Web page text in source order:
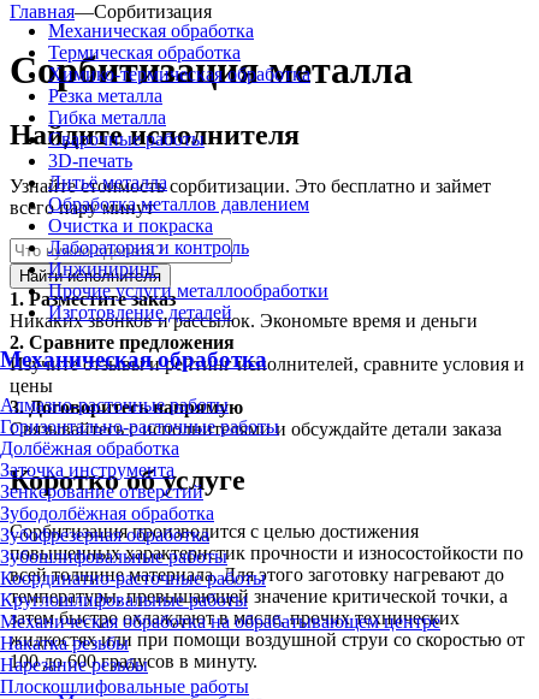
Механическая обработка
Термическая обработка
Химико-термическая обработка
Резка металла
Гибка металла
Сварочные работы
3D-печать
Литьё металла
Обработка металлов давлением
Очистка и покраска
Лаборатория и контроль
Инжиниринг
Прочие услуги металлообработки
Изготовление деталей
Механическая обработка
Алмазно-расточные работы
Горизонтально-расточные работы
Долбёжная обработка
Заточка инструмента
Зенкерование отверстий
Зубодолбёжная обработка
Зубофрезерная обработка
Зубошлифовальные работы
Координатно-расточные работы
Круглошлифовальные работы
Механическая обработка на обрабатывающем центре
Накатка резьбы
Нарезание резьбы
Плоскошлифовальные работы
Главная—Сорбитизация
Сорбитизация металла
Найдите исполнителя
Узнайте стоимость сорбитизации. Это бесплатно и займет
всего пару минут
Найти исполнителя
1. Разместите заказ
Никаких звонков и рассылок. Экономьте время и деньги
2. Сравните предложения
Изучите отзывы и рейтинг исполнителей, сравните условия и
цены
3.Договоритесь напрямую
Связывайтесь с исполнителями и обсуждайте детали заказа
Коротко об услуге
Сорбитизация производится с целью достижения
повышенных характеристик прочности и износостойкости по
всей толщине материала. Для этого заготовку нагревают до
температуры, превышающей значение критической точки, а
затем быстро охлаждают в масле, прочих технических
жидкостях или при помощи воздушной струи со скоростью от
100 до 600 градусов в минуту.